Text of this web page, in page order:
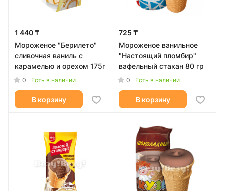
1 440 ₸
Мороженое "Берилето"
сливочная ваниль с
карамелью и орехом 175г
0 Есть в наличии
В корзину
725 ₸
Мороженое ванильное
"Настоящий пломбир"
вафельный стакан 80 гр
0 Есть в наличии
В корзину